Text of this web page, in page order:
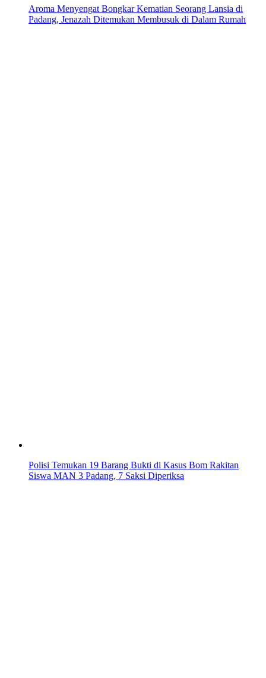
Aroma Menyengat Bongkar Kematian Seorang Lansia di
Padang, Jenazah Ditemukan Membusuk di Dalam Rumah
Polisi Temukan 19 Barang Bukti di Kasus Bom Rakitan
Siswa MAN 3 Padang, 7 Saksi Diperiksa